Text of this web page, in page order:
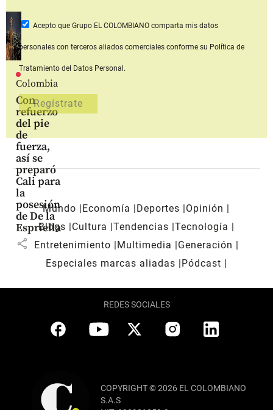
Colombia
Con
refuerzo
del pie
de
fuerza,
así se
preparó
Cali para
la
posesión
de De la
Espriella
share
Acepto que Grupo EL COLOMBIANOcomparta mis datos
personales con terceros aliados comerciales conforme su Política de
Tratamiento del Datos Personal.
Mundo Economía Deportes
Opinión
Blogs
Cultura Tendencias Tecnología
Entretenimiento
Multimedia
Generación
Especiales marcas aliadas
Pódcast
REDES SOCIALES
COPYRIGHT © 2026 EL COLOMBIANO
S.A.S